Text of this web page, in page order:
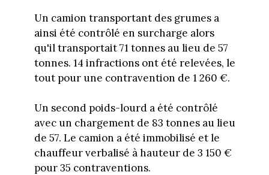
Un camion transportant des grumes a
ainsi été contrôlé en surcharge alors
qu'il transportait 71 tonnes au lieu de 57
tonnes. 14 infractions ont été relevées, le
tout pour une contravention de 1 260 €.
Un second poids-lourd a été contrôlé
avec un chargement de 83 tonnes au lieu
de 57. Le camion a été immobilisé et le
chauffeur verbalisé à hauteur de 3 150 €
pour 35 contraventions.